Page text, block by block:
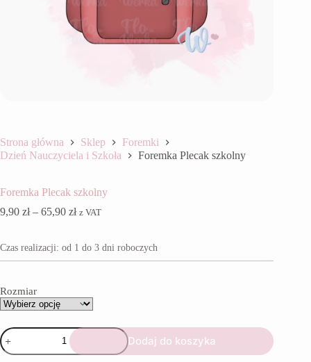
Strona główna Sklep
Foremki
Dzień Nauczyciela i Szkoła
Foremka Plecak szkolny
Foremka Plecak szkolny
9,90 zł – 65,90 złZakres
9,90 zł
do
z VAT
Czas realizacji: od 1 do 3 dni roboczych
Rozmiar
ilość
Foremka
Plecak
Dodaj do koszyka